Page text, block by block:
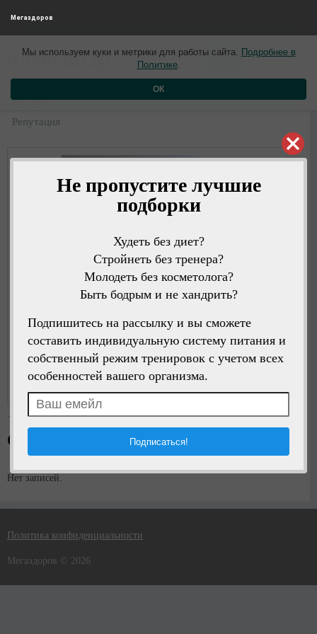
Не пропустите лучшие
подборки
Худеть без диет?
Стройнеть без тренера?
Молодеть без косметолога?
Быть бодрым и не хандрить?
Подпишитесь на рассылку и вы сможете
составить индивидуальную систему питания и
собственный режим тренировок с учетом всех
особенностей вашего организма.
Мегаздоров
Мы используем куки и метрики для работы сайта. Подробнее в
Политике.
ОК
александр1 год назад 0
0
Профиль
Репутация
Написать сообщение
Стена пользователя
Нет записей.
Политика конфиденциальности
Мегаздоров © 2026